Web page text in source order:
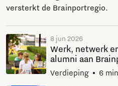
versterkt de Brainportregio.
8 jun 2026
Werk, netwerk
alumni aan
Verdieping 6